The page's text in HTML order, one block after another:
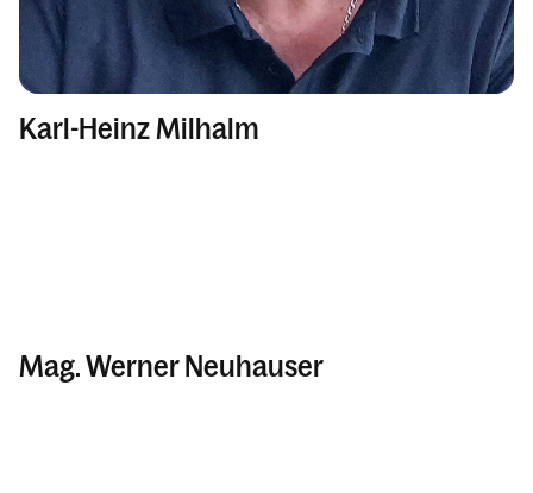
Karl-Heinz Milhalm
Mag. Werner Neuhauser